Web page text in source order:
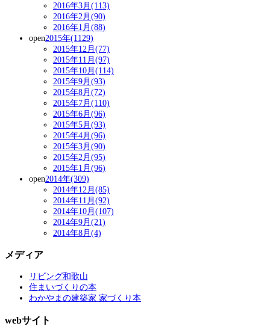
2016年3月(113)
2016年2月(90)
2016年1月(88)
open2015年(1129)
2015年12月(77)
2015年11月(97)
2015年10月(114)
2015年9月(93)
2015年8月(72)
2015年7月(110)
2015年6月(96)
2015年5月(93)
2015年4月(96)
2015年3月(90)
2015年2月(95)
2015年1月(96)
open2014年(309)
2014年12月(85)
2014年11月(92)
2014年10月(107)
2014年9月(21)
2014年8月(4)
メディア
リビング和歌山
住まいづくりの本
わかやまの建築家 家づくり本
webサイト